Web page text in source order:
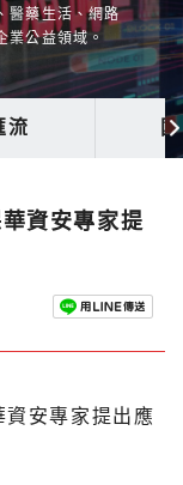
醫藥生活、網路
業公益領域。
流
資安專家提